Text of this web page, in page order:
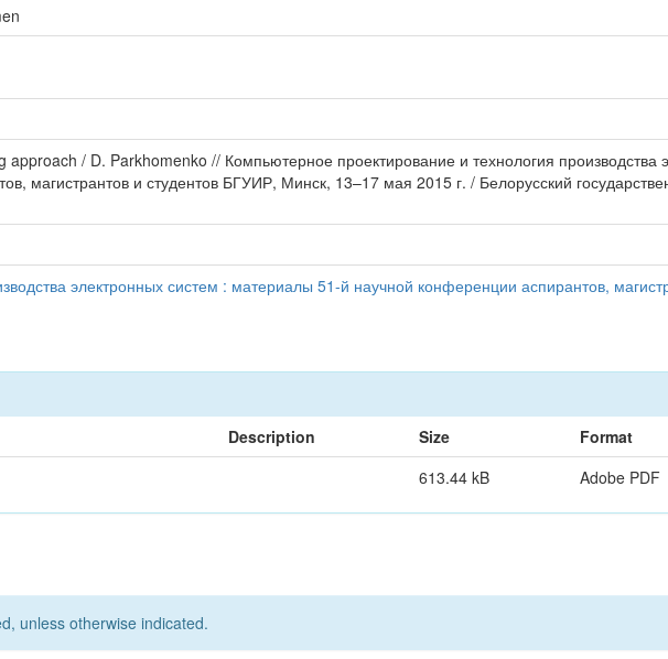
/ D. Parkhomenko // Компьютерное проектирование и технология производства
магистрантов и студентов БГУИР, Минск, 13–17 мая 2015 г. / Белорусский
электронных систем : материалы 51-й научной конференции аспирантов,
Description Size
Format
613.44 kB Adobe PDF
unless otherwise indicated.